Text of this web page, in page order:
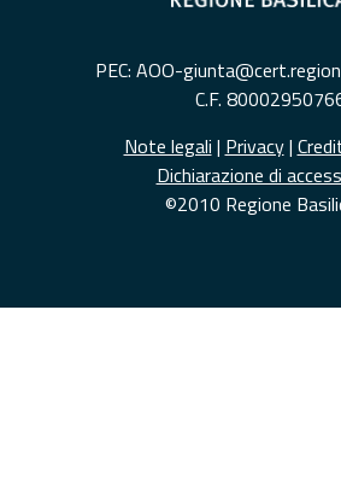
PEC: AOO-
C.F.
Note legali | Privacy|
Dichiarazione di
©2010 Regione